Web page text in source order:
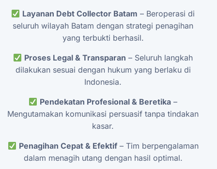
Layanan Debt Collector Batam – Beroperasi di
seluruh wilayah Batam dengan strategi penagihan
yang terbukti berhasil.
Proses Legal & Transparan – Seluruh langkah
dilakukan sesuai dengan hukum yang berlaku di
Indonesia.
Pendekatan Profesional & Beretika –
Mengutamakan komunikasi persuasif tanpa tindakan
kasar.
Penagihan Cepat & Efektif – Tim berpengalaman
dalam menagih utang dengan hasil optimal.